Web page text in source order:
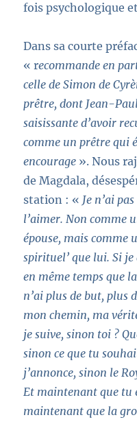
fois psychologique
Dans sa courte
« recommande en
celle de Simon de
prêtre, dont Jean-
saisissante d’avoir
comme un prêtre qui
encourage ». Nous
de Magdala,
station : « Je n’ai
l’aimer. Non comme
épouse, mais comme
spirituel’ que lui. Si
en même temps que
n’ai plus de but, plus
mon chemin, ma
je suive, sinon toi ?
sinon ce que tu
j’annonce, sinon le
Et maintenant que tu
maintenant que la